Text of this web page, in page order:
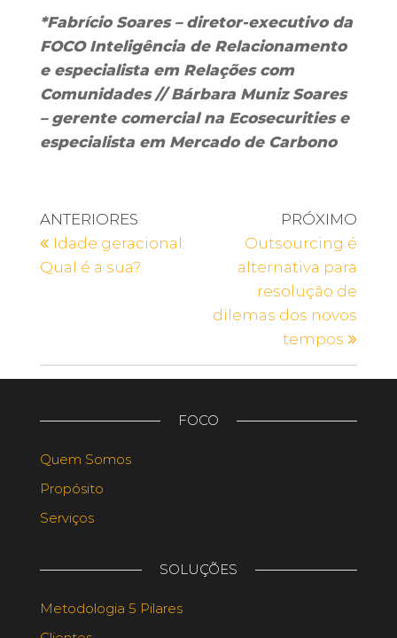
*Fabrício Soares – diretor-executivo da
FOCO Inteligência de Relacionamento
e especialista em Relações com
Comunidades // Bárbara Muniz Soares
– gerente comercial na Ecosecurities e
especialista em Mercado de Carbono
ANTERIORES
Idade geracional:
Qual é a sua?
PRÓXIMO
Outsourcing é
alternativa para
resolução de
dilemas dos novos
tempos
FOCO
Quem Somos
Propósito
Serviços
SOLUÇÕES
Metodologia 5 Pilares